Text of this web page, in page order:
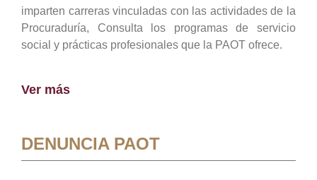
imparten carreras vinculadas con las actividades de la
Procuraduría, Consulta los programas de servicio
social y prácticas profesionales que la PAOT ofrece.
Ver más
DENUNCIA PAOT